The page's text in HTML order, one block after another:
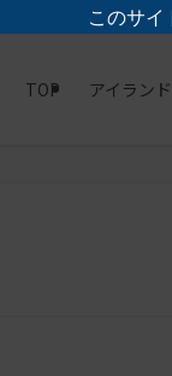
このサイ
TOP アイラン